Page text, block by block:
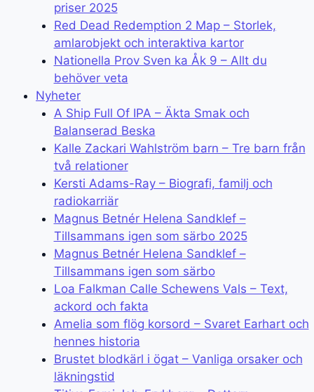
priser 2025
Red Dead Redemption 2 Map – Storlek,
amlarobjekt och interaktiva kartor
Nationella Prov Sven ka Åk 9 – Allt du
behöver veta
Nyheter
A Ship Full Of IPA – Äkta Smak och
Balanserad Beska
Kalle Zackari Wahlström barn – Tre barn från
två relationer
Kersti Adams-Ray – Biografi, familj och
radiokarriär
Magnus Betnér Helena Sandklef –
Tillsammans igen som särbo 2025
Magnus Betnér Helena Sandklef –
Tillsammans igen som särbo
Loa Falkman Calle Schewens Vals – Text,
ackord och fakta
Amelia som flög korsord – Svaret Earhart och
hennes historia
Brustet blodkärl i ögat – Vanliga orsaker och
läkningstid